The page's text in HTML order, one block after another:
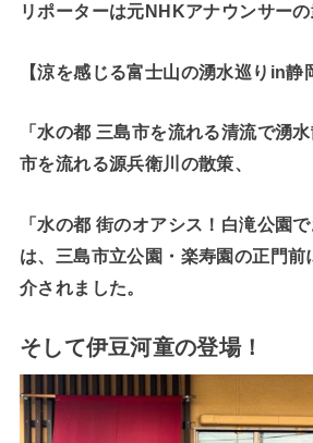
リポーターは元NHKアナウンサーの
【涼を感じる富士山の湧水巡りin静
「水の都 三島市を流れる清流で湧
市を流れる源兵衛川の散策、
「水の都 街のオアシス！白滝公園
は、三島市立公園・楽寿園の正門
介されました。
そして伊豆河童の登場！